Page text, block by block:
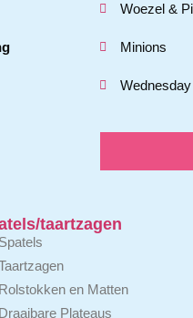
Woezel &
Minions
Wednesday
taartzagen
Spatels
Rolstokken en Matten
Draaibare Plateaus